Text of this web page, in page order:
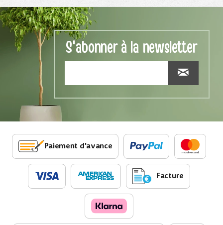
S'abonner à la newsletter
Paiement d'avance
Facture